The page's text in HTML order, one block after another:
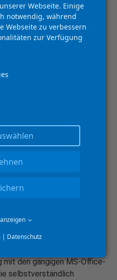
und arbeiten gerne
Team? Dann sind Sie
AUFGABEN in der
mit unseren
der technischen Leitung
Angebote erstellen,
bei
PROFIL:
kaufmännische Ausbildung
vorzugsweise
mit den gängigen MS-Office-
selbstverständlich
Webseite. Einige
notwendig, während
Webseite zu verbessern
zur Verfügung
| Datenschutz